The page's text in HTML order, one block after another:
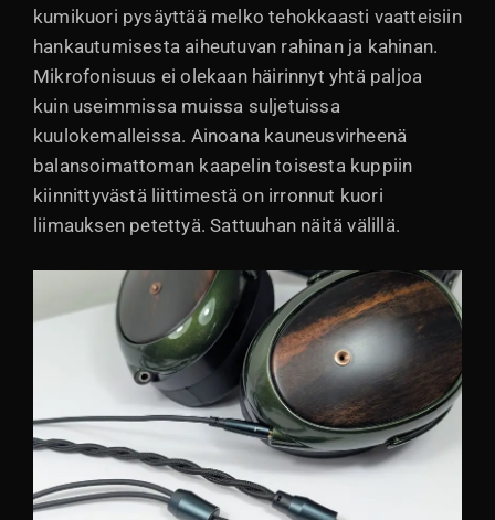
kumikuori pysäyttää melko tehokkaasti vaatteisiin
hankautumisesta aiheutuvan rahinan ja kahinan.
Mikrofonisuus ei olekaan häirinnyt yhtä paljoa
kuin useimmissa muissa suljetuissa
kuulokemalleissa. Ainoana kauneusvirheenä
balansoimattoman kaapelin toisesta kuppiin
kiinnittyvästä liittimestä on irronnut kuori
liimauksen petettyä. Sattuuhan näitä välillä.